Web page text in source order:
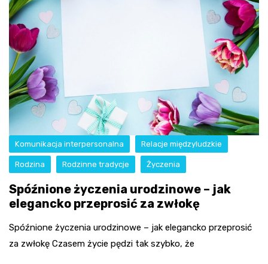
Komunikacja interpersonalna Relacje międzyludzkie
Rodzina Rodzinne tradycje Życzenia
Spóźnione życzenia urodzinowe – jak
elegancko przeprosić za zwłokę
Spóźnione życzenia urodzinowe – jak elegancko przeprosić
za zwłokę Czasem życie pędzi tak szybko, że